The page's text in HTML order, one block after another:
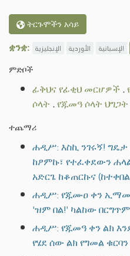
ትርጉሞችን አሳይ
ቋንቋ: الإنجليزية الأوردية الإسبانية
ምድቦች
ፊቅህና የፊቂህ መርሆዎች .
ሶላት .የጁመዓ ሶላት ህግጋት
ተጨማሪ
ሐዲሥ: እስኪ ንገሩኝ!
ከፆምኩ፣ የተፈቀደውን
አድርጌ ከቆጠርኩና
ሐዲሥ: የጁሙዐ ቀን ኢማሙ
'ዝም በል!' ካልከው
ሐዲሥ: የጁመዓ ቀን ልክ
የሄደ ሰው ልክ የግመል